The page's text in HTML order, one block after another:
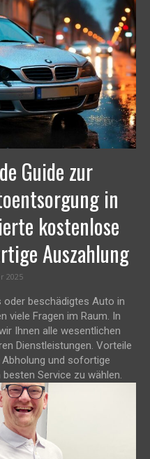
Guide zur
in
kostenlose
Auszahlung
2025
oder beschädigtes Auto in
viele Fragen im Raum. In
Ihnen alle wesentlichen
Dienstleistungen. Vorteile
und sofortige
Service zu wählen.